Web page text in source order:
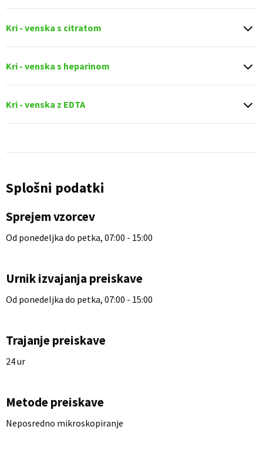
Kri - venska s citratom
Kri - venska s heparinom
Kri - venska z EDTA
Splošni podatki
Sprejem vzorcev
Od ponedeljka do petka, 07:00 - 15:00
Urnik izvajanja preiskave
Od ponedeljka do petka, 07:00 - 15:00
Trajanje preiskave
24 ur
Metode preiskave
Neposredno mikroskopiranje